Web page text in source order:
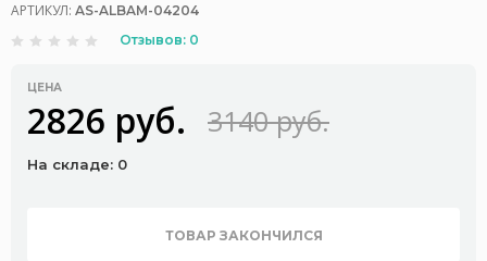
АРТИКУЛ: AS-ALBAM-04204
Отзывов: 0
ЦЕНА
2826 руб. 3140 руб.
На складе: 0
ТОВАР ЗАКОНЧИЛСЯ